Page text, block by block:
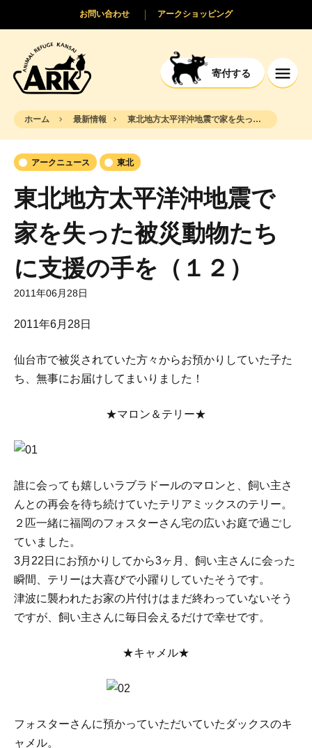
寄付する
アークショッピング
お問い合わせ
ホーム 最新情報 東北地方太平洋沖地震で家を失った被災動物たちに支援の手を（１２）
アークニュース 東北
東北地方太平洋沖地震で
家を失った被災動物たち
に支援の手を（１２）
2011年06月28日
2011年6月28日
仙台市で被災されていた方々からお預かりしていた子た
ち、無事にお届けしてまいりました！
★マロン＆テリー★
誰に会っても嬉しいラブラドールのマロンと、飼い主さ
んとの再会を待ち続けていたテリアミックスのテリー。
２匹一緒に福岡のフォスターさん宅の広いお庭で過ごし
ていました。
3月22日にお預かりしてから3ヶ月、飼い主さんに会った
瞬間、テリーは大喜びで小躍りしていたそうです。
津波に襲われたお家の片付けはまだ終わっていないそう
ですが、飼い主さんに毎日会えるだけで幸せです。
★キャメル★
フォスターさんに預かっていただいていたダックスのキ
ャメル。